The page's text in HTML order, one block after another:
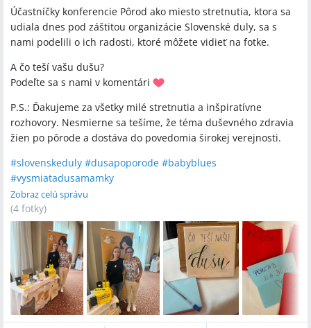
fyziologické procesy ustálili.- buďme vnímavé a vnímaví voči zmenám
v správaní čerstvých mám, kedy možno ešte nevieme zmenu
zadefinovať, ale už kdesi máme pocit, že sa niečo deje. Práve takéto
cenným momentom.- hrdinstvo nie je zvládať všetko sama. Starostlivosť
o rodinu v popôrodnom období je fyzicky aj mentálne náročná a preto
zapojenie širšieho okruhu ľudí je viac než podstatné.
Účastníčky konferencie Pôrod ako miesto stretnutia, ktora sa
udiala dnes pod záštitou organizácie Slovenské duly, sa s
nami podelili o ich radosti, ktoré môžete vidieť na fotke.
A čo teší vašu dušu?
Podeľte sa s nami v komentári
P.S.: Ďakujeme za všetky milé stretnutia a inšpiratívne
rozhovory. Nesmierne sa tešíme, že téma duševného zdravia
žien po pôrode a dostáva do povedomia širokej verejnosti.
#slovenskeduly #dusapoporode #babyblues
#vysmiatadusamamky
Zobraz celú správu
(4 fotky)